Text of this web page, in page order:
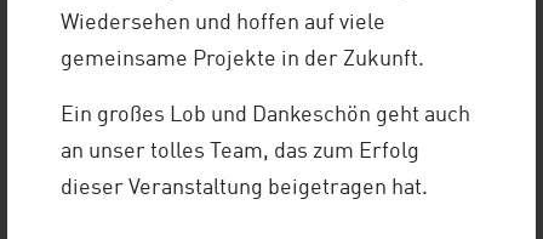
ERINNERUNG AN
Wiedersehen und hoffen auf viele
gemeinsame Projekte in der Zukunft.
Ein großes Lob und Dankeschön geht auch
an unser tolles Team, das zum Erfolg
dieser Veranstaltung beigetragen hat.